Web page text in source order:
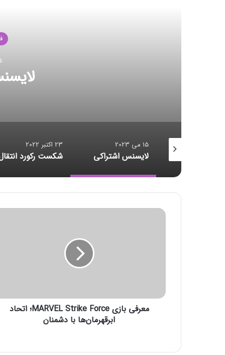
شکست
23 اکتبر 2022 23 اکتبر 2022
م
ی
E
معرفی بازی MARVEL Strike Force؛ اتحاد
ابرقهرمان‌ها با دشمنان